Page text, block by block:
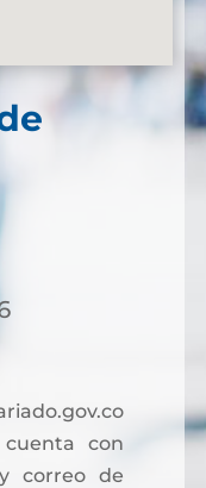
con
correo de